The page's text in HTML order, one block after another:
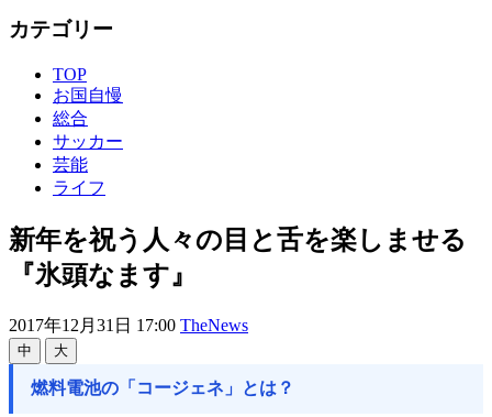
カテゴリー
TOP
お国自慢
総合
サッカー
芸能
ライフ
新年を祝う人々の目と舌を楽しませる
『氷頭なます』
2017年12月31日 17:00 TheNews
中 大
燃料電池の「コージェネ」とは？